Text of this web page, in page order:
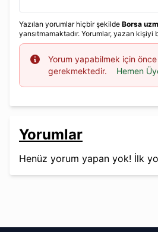
Yazılan yorumlar hiçbir şekilde Borsa
yansıtmamaktadır. Yorumlar, yazan kişiyi
Info
Yorum yapabilmek için önce
gerekmektedir.
Hemen
Yorumlar
Henüz yorum yapan yok! İlk